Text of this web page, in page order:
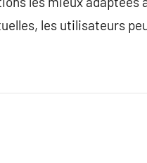
les utilisateurs